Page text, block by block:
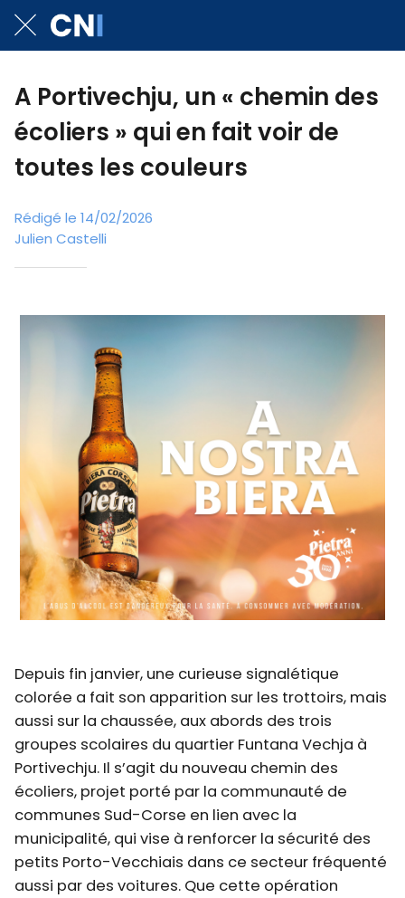
A Portivechju, un « chemin des
écoliers » qui en fait voir de
toutes les couleurs
Rédigé le 14/02/2026
Julien Castelli
Depuis fin janvier, une curieuse signalétique
colorée a fait son apparition sur les trottoirs, mais
aussi sur la chaussée, aux abords des trois
groupes scolaires du quartier Funtana Vechja à
Portivechju. Il s’agit du nouveau chemin des
écoliers, projet porté par la communauté de
communes Sud-Corse en lien avec la
municipalité, qui vise à renforcer la sécurité des
petits Porto-Vecchiais dans ce secteur fréquenté
aussi par des voitures. Que cette opération